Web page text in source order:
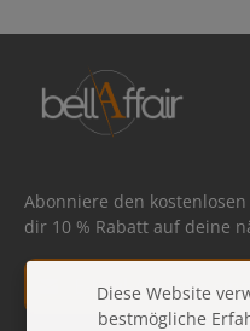
Abonniere den
dir 10 % Rabatt auf deine
E-Mail-Adresse*
Diese Website
bestmögliche